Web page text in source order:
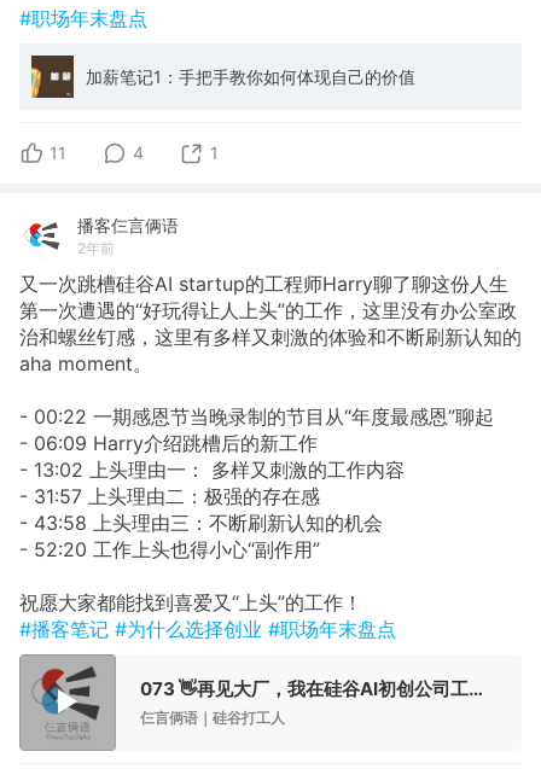
#职场年末盘点
加薪笔记1：手把手教你如何体现自己的价值
11 4 1
播客仨言俩语
2年前
又一次跳槽硅谷AI startup的工程师Harry聊了聊这份人生
第一次遭遇的“好玩得让人上头”的工作，这里没有办公室政
治和螺丝钉感，这里有多样又刺激的体验和不断刷新认知的
aha moment。
- 00:22 一期感恩节当晚录制的节目从“年度最感恩”聊起
- 06:09 Harry介绍跳槽后的新工作
- 13:02 上头理由一： 多样又刺激的工作内容
- 31:57 上头理由二：极强的存在感
- 43:58 上头理由三：不断刷新认知的机会
- 52:20 工作上头也得小心“副作用”
祝愿大家都能找到喜爱又“上头”的工作！
#播客笔记 #为什么选择创业 #职场年末盘点
073 👋再见大厂，我在硅谷AI初创公司工作得很上头
仨言俩语｜硅谷打工人